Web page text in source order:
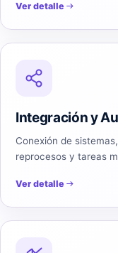
Ver detalle
Integración y
Conexión de
reprocesos y tareas
Ver detalle